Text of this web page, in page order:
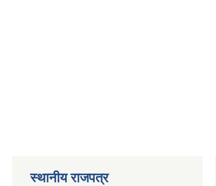
स्थानीय राजपत्र